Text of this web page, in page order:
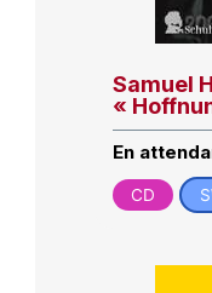
Samuel
«
En
CD